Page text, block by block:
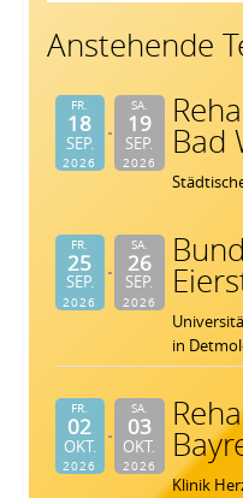
Anstehende
FR.
18
SEP.
2026
SA.
19
SEP.
2026
Bad
FR.
25
SEP.
2026
SA.
26
SEP.
2026
in
FR.
02
OKT.
2026
SA.
03
OKT.
2026
Klinik